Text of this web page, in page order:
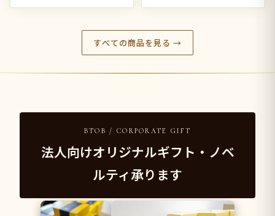
すべての商品を見る →
BTOB / CORPORATE GIFT
法人向けオリジナルギフト・ノベ
ルティ承ります